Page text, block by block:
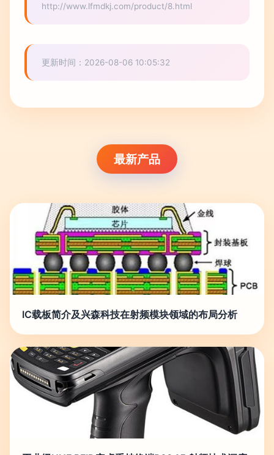
http://www.lfmdkj.com/product/8.html
更新时间：2026-08-06 10:05:32
最新产品
IC载板简介及兴森科技在射频模块领域的布局分析